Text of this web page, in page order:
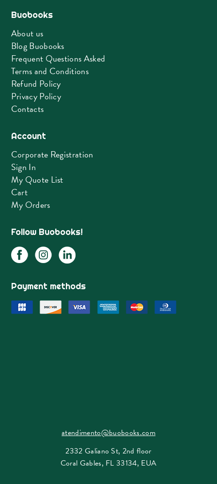
Buobooks
About us
Blog Buobooks
Frequent Questions Asked
Terms and Conditions
Refund Policy
Privacy Policy
Contacts
Account
Corporate Registration
Sign In
My Quote List
Cart
My Orders
Follow Buobooks!
Payment methods
atendimento@buobooks.com
2332 Galiano St, 2nd floor
Coral Gables, FL 33134, EUA